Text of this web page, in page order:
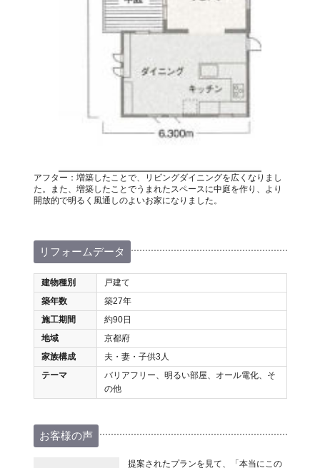
アフター：増築したことで、リビングダイニングを広くなりまし
た。また、増築したことでうまれたスペースに中庭を作り、より
開放的で明るく風通しのよいお家になりました。
リフォームデータ
建物種別
戸建て
築年数
築27年
施工期間
約90日
地域
京都府
家族構成
夫・妻・子供3人
テーマ
バリアフリー、明るい部屋、オール電化、そ
の他
お客様の声
提案されたプランを見て、「本当にこの